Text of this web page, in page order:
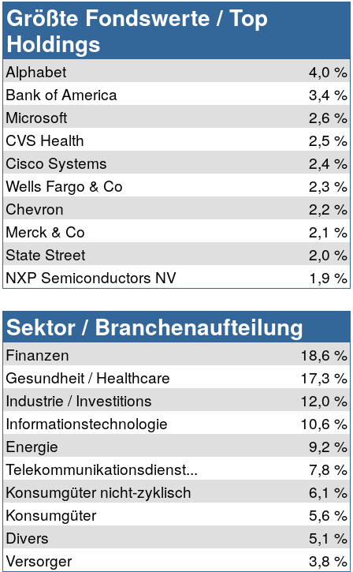
Größte Fondswerte / Top
Holdings
Alphabet
4,0 %
Bank of America
3,4 %
Microsoft
2,6 %
CVS Health
2,5 %
Cisco Systems
2,4 %
Wells Fargo & Co
2,3 %
Chevron
2,2 %
Merck & Co
2,1 %
State Street
2,0 %
NXP Semiconductors NV
1,9 %
Sektor / Branchenaufteilung
Finanzen
18,6 %
Gesundheit / Healthcare
17,3 %
Industrie / Investitions
12,0 %
Informationstechnologie
10,6 %
Energie
9,2 %
Telekommunikationsdienst...
7,8 %
Konsumgüter nicht-zyklisch
6,1 %
Konsumgüter
5,6 %
Divers
5,1 %
Versorger
3,8 %